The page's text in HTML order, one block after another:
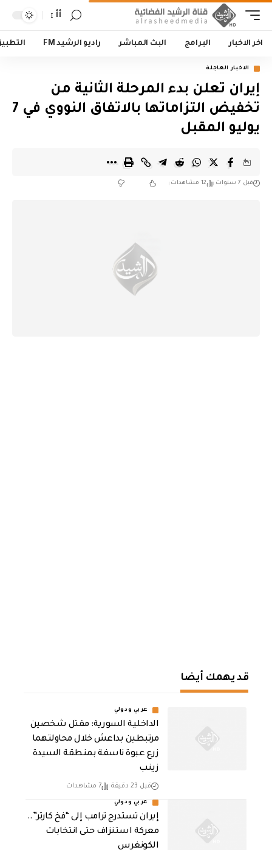
أأ
اخر الاخبار البرامج البث المباشر راديو الرشيد FM
الاخبار العاجلة
إيران تعلن بدء المرحلة الثانية من
تخفيض التزاماتها بالاتفاق النووي في 7
يوليو المقبل
قبل 7 سنوات 12 مشاهدات
قد يهمك أيضا
عربي ودولي
الداخلية السورية: مقتل شخصين
مرتبطين بداعش خلال محاولتهما
زرع عبوة ناسفة بمنطقة السيدة
زينب
قبل 23 دقيقة 7 مشاهدات
عربي ودولي
إيران تستدرج ترامب إلى “فخ كارتر”..
معركة استنزاف حتى انتخابات
الكونغرس